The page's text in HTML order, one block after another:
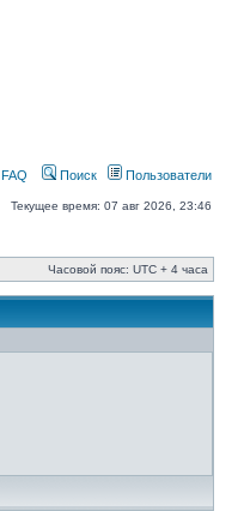
FAQ Поиск Пользователи
Текущее время: 07 авг 2026, 23:46
Часовой пояс: UTC + 4 часа